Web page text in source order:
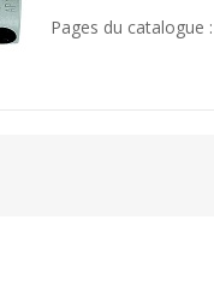
Pages du catalogue :